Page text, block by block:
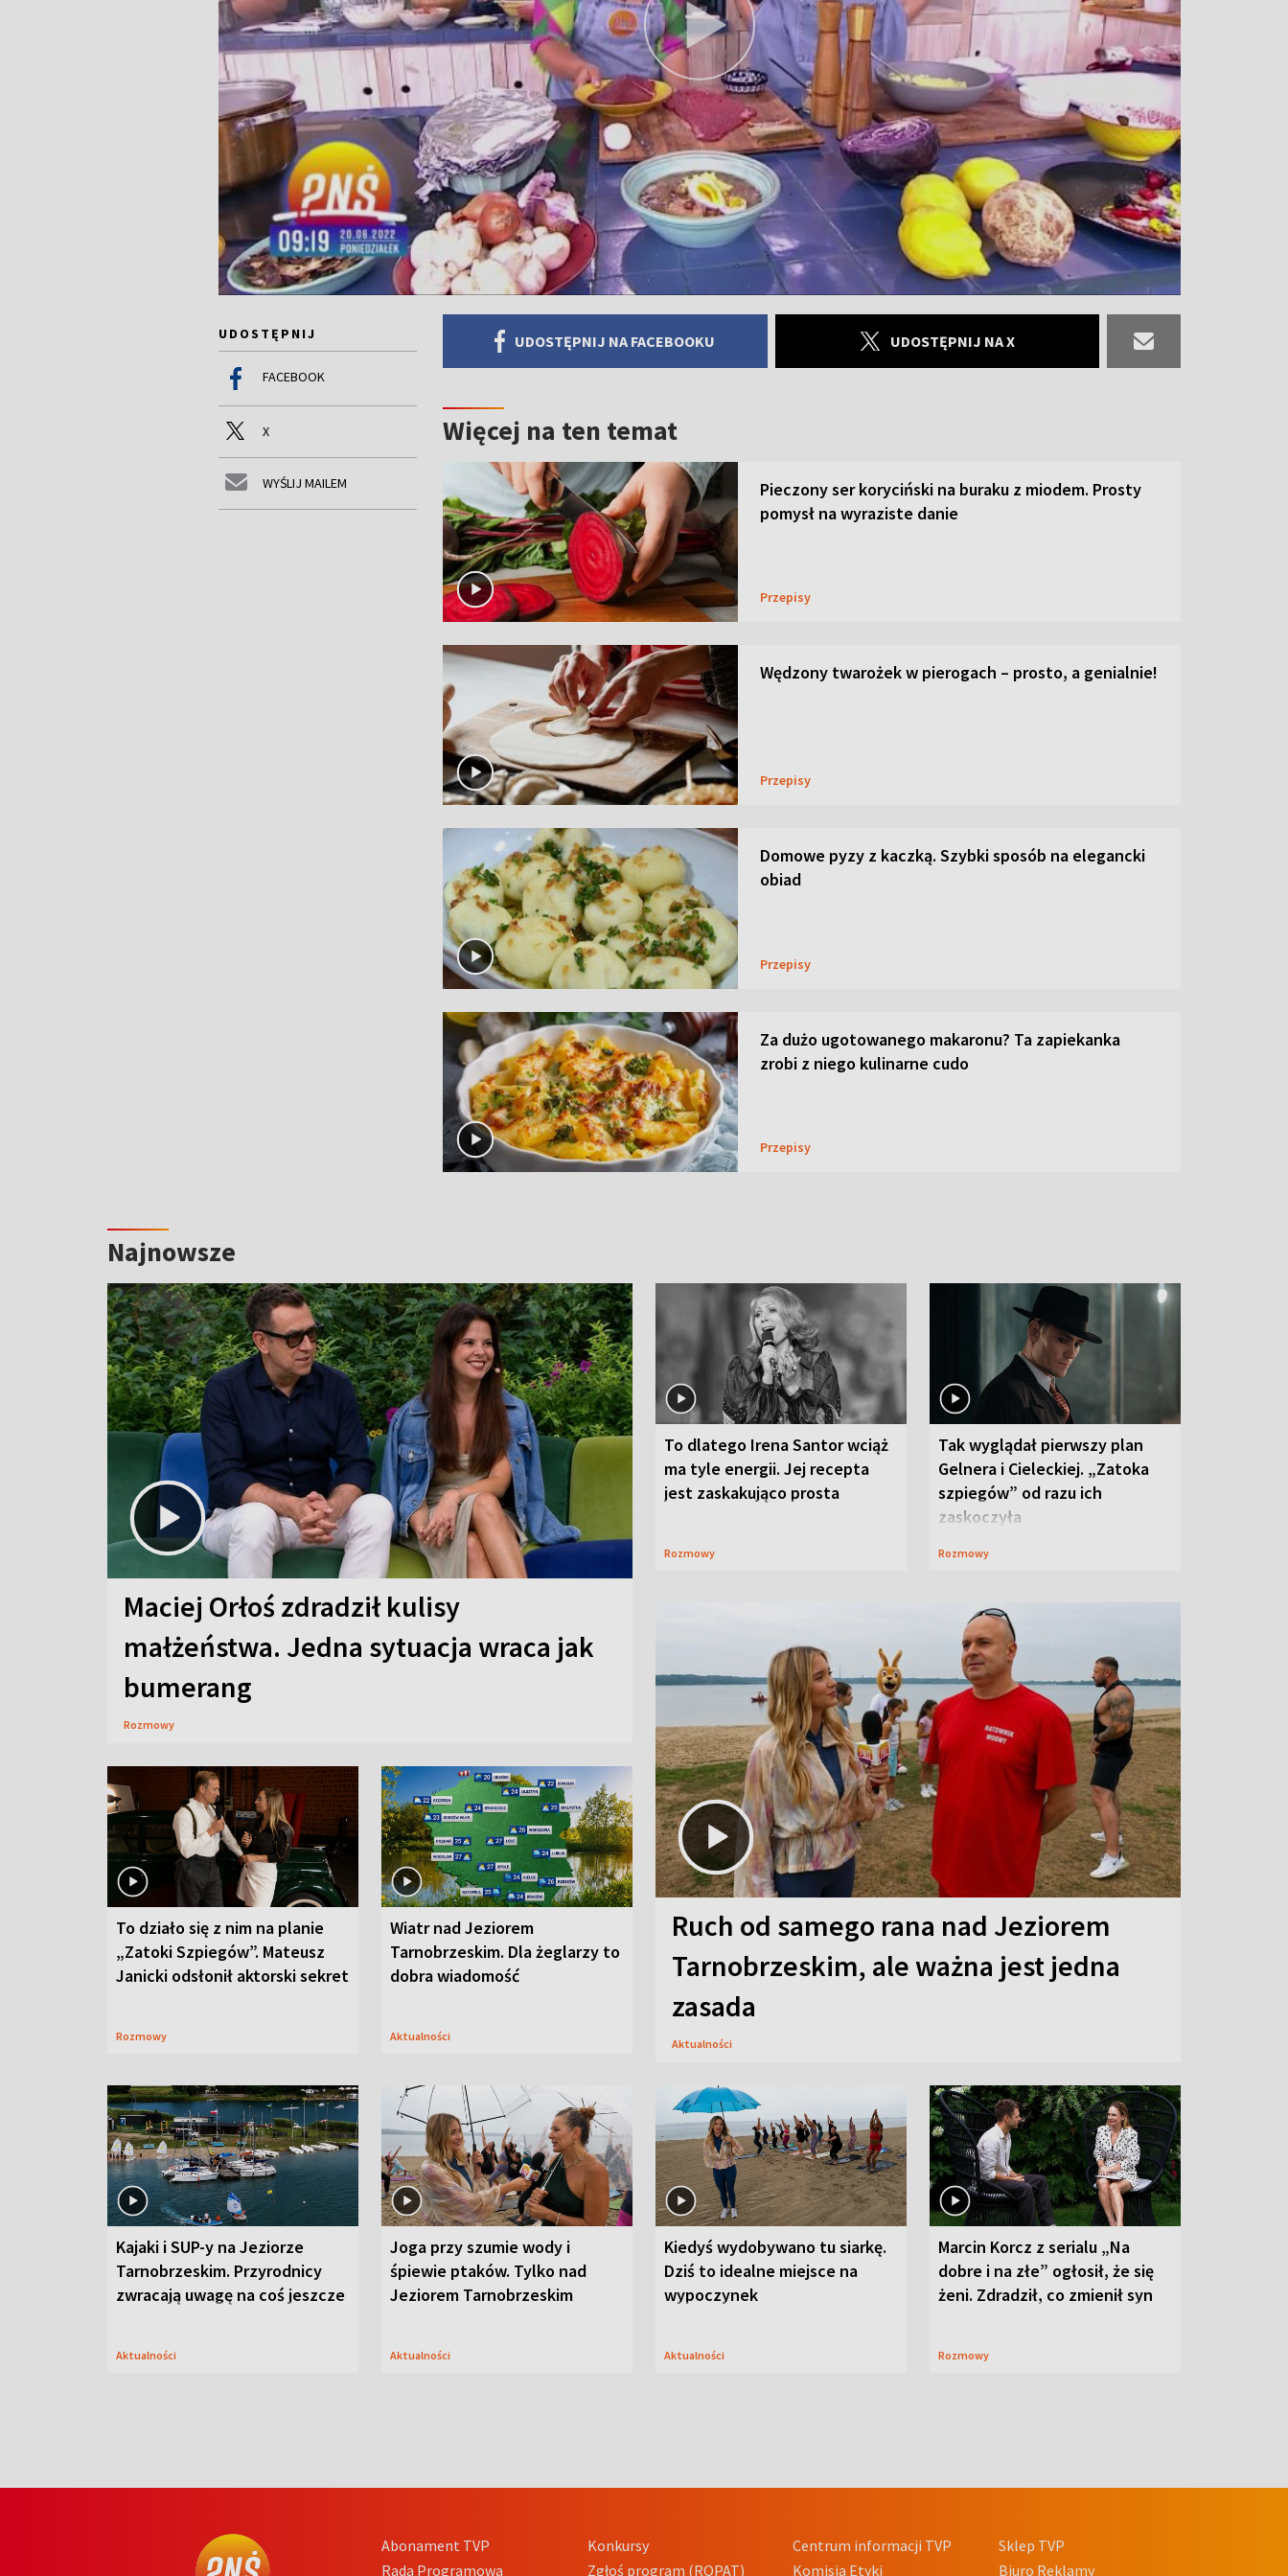
UDOSTĘPNIJ
FACEBOOK
X
WYŚLIJ MAILEM
UDOSTĘPNIJ NA FACEBOOKU UDOSTĘPNIJ NA X
Więcej na ten temat
Pieczony ser koryciński na buraku z miodem. Prosty
pomysł na wyraziste danie
Przepisy
Wędzony twarożek w pierogach – prosto, a genialnie!
Przepisy
Domowe pyzy z kaczką. Szybki sposób na elegancki
obiad
Przepisy
Za dużo ugotowanego makaronu? Ta zapiekanka
zrobi z niego kulinarne cudo
Przepisy
Najnowsze
Maciej Orłoś zdradził kulisy
małżeństwa. Jedna sytuacja wraca jak
bumerang
Rozmowy
To dlatego Irena Santor wciąż
ma tyle energii. Jej recepta
jest zaskakująco prosta
Rozmowy
Tak wyglądał pierwszy plan
Gelnera i Cieleckiej. „Zatoka
szpiegów” od razu ich
zaskoczyła
Rozmowy
To działo się z nim na planie
„Zatoki Szpiegów”. Mateusz
Janicki odsłonił aktorski sekret
Rozmowy
Wiatr nad Jeziorem
Tarnobrzeskim. Dla żeglarzy to
dobra wiadomość
Aktualności
Ruch od samego rana nad Jeziorem
Tarnobrzeskim, ale ważna jest jedna
zasada
Aktualności
Kajaki i SUP-y na Jeziorze
Tarnobrzeskim. Przyrodnicy
zwracają uwagę na coś jeszcze
Aktualności
Joga przy szumie wody i
śpiewie ptaków. Tylko nad
Jeziorem Tarnobrzeskim
Aktualności
Kiedyś wydobywano tu siarkę.
Dziś to idealne miejsce na
wypoczynek
Aktualności
Marcin Korcz z serialu „Na
dobre i na złe” ogłosił, że się
żeni. Zdradził, co zmienił syn
Rozmowy
Abonament TVP
Rada Programowa
Konkursy
Zgłoś program (ROPAT)
Centrum informacji TVP
Komisja Etyki
Sklep TVP
Biuro Reklamy